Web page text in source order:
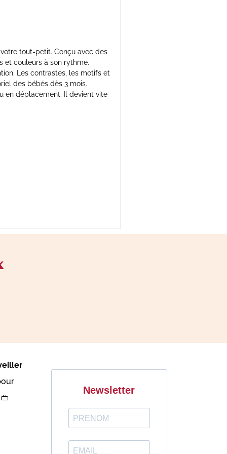
tout-petit. Conçu avec des
et couleurs à son rythme.
Les contrastes, les motifs et
des bébés dès 3 mois.
en déplacement. Il devient vite
Newsletter